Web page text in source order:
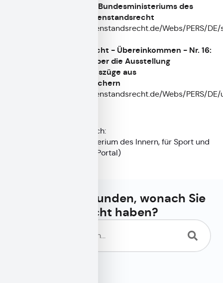
Informationen des Bundesministeriums des
Innern zum Personenstandsrecht
https://www.personenstandsrecht.de/Webs/PERS/
Personenstandsrecht - Übereinkommen - Nr. 16:
Übereinkommen über die Ausstellung
mehrsprachiger Auszüge aus
Personenstandsbüchern
https://www.personenstandsrecht.de/Webs/PERS/
Redaktionell verantwortlich:
Bayerisches Staatsministerium des Innern, für Sport und
BayernPortal)
Haben Sie gefunden, wonach Sie
gesucht haben?